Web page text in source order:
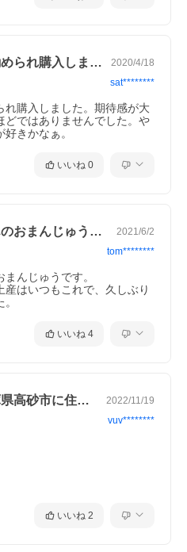
お友達に美味しいとら勧められ購入しまし… 2020/4/18
sat********
れ購入しました。期待感が大
どではありませんでした。や
きかなぁ。
いいね 0
懐かしく、優しい白あんのおまんじゅうで… 2021/6/2
tom********
んじゅうです。
はいつもこれで、久しぶり
いいね 4
私のおばあちゃんが兵庫県高砂市に住んで… 2022/11/19
vuv********
いいね 2